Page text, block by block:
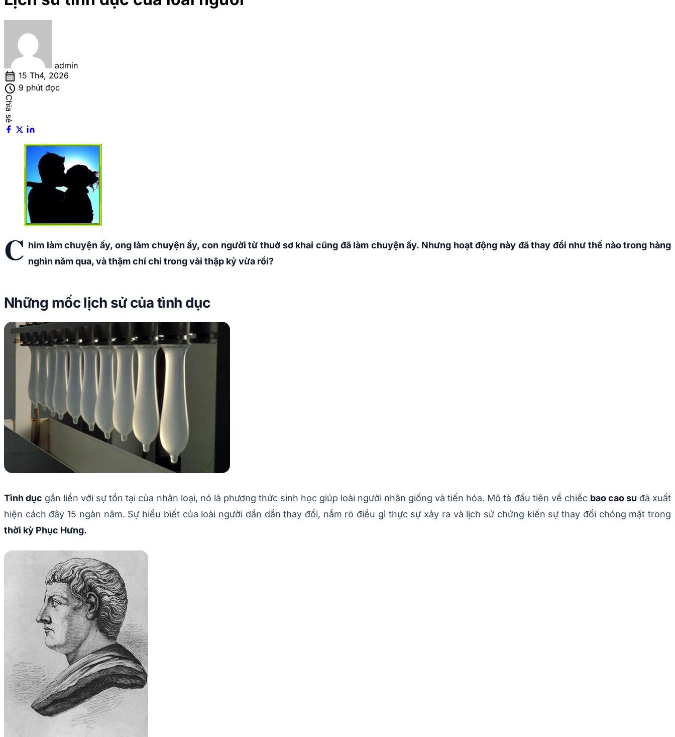
admin
calendar_month 15 Th4, 2026
schedule 9 phút đọc
Chia sẻ
C him làm chuyện ấy, ong làm chuyện ấy, con người từ thuở sơ khai cũng đã làm chuyện ấy. Nhưng hoạt động này đã thay đổi như thế nào trong hàng
nghìn năm qua, và thậm chí chỉ trong vài thập kỷ vừa rồi?
Những mốc lịch sử của tình dục
Tình dục gắn liền với sự tồn tại của nhân loại, nó là phương thức sinh học giúp loài người nhân giống và tiến hóa. Mô tả đầu tiên về chiếc bao cao su đã xuất
hiện cách đây 15 ngàn năm. Sự hiểu biết của loài người dần dần thay đổi, nắm rõ điều gì thực sự xảy ra và lịch sử chứng kiến sự thay đổi chóng mặt trong
thời kỳ Phục Hưng.